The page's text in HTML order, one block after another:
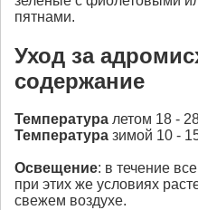
пятнами.
Уход за
содержание
Температура летом 18 -
Температура зимой 10 -
Освещение: в течение
при этих же условиях
свежем воздухе.